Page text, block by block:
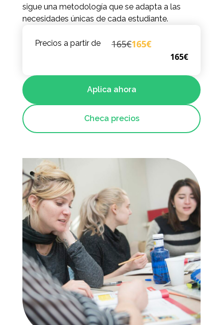
sigue una metodología que se adapta a las
necesidades únicas de cada estudiante.
Precios a partir de
165€
165€165€
Aplica ahora
Checa precios